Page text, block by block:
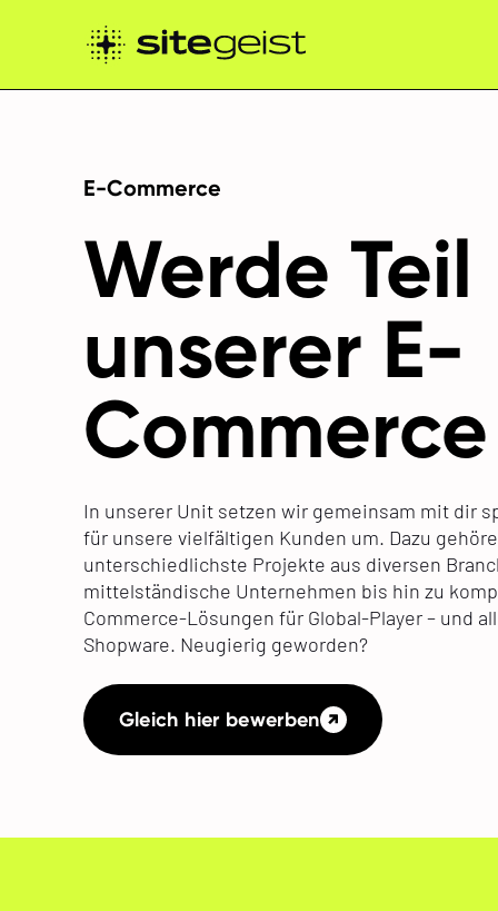
E-Commerce
Werde Teil
unserer E-
In unserer Unit setzen wir gemeinsam mit dir
für unsere vielfältigen Kunden um. Dazu
unterschiedlichste Projekte aus diversen
mittelständische Unternehmen bis hin zu
Commerce-Lösungen für Global-Player – und
Shopware. Neugierig geworden?
Gleich hier bewerben